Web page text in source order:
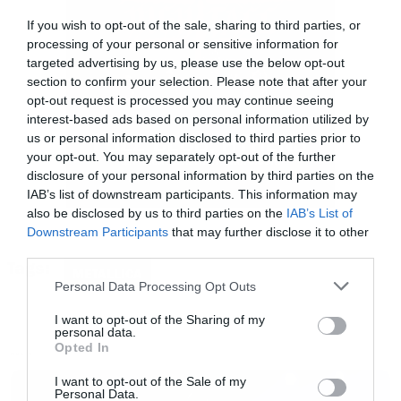
If you wish to opt-out of the sale, sharing to third parties, or
processing of your personal or sensitive information for
targeted advertising by us, please use the below opt-out
section to confirm your selection. Please note that after your
opt-out request is processed you may continue seeing
interest-based ads based on personal information utilized by
us or personal information disclosed to third parties prior to
your opt-out. You may separately opt-out of the further
disclosure of your personal information by third parties on the
IAB’s list of downstream participants. This information may
also be disclosed by us to third parties on the IAB’s List of
Downstream Participants that may further disclose it to other
Please note that this website/app uses one or more Google
not limited to your visit or usage behaviour. You may click to
grant or deny consent to Google and its third-party tags to
use your data for below specified purposes in below Google
consent section.
Personal Data Processing Opt Outs
I want to opt-out of the Sharing of my
personal data.
Opted In
I want to opt-out of the Sale of my
Personal Data.